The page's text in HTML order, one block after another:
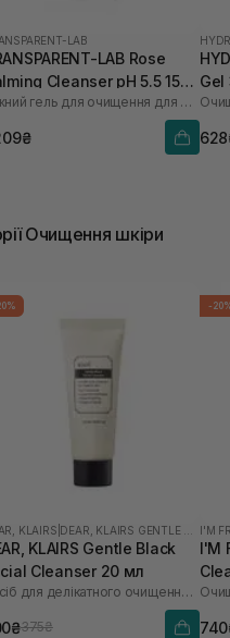
LAB
LAB Rose
Cleanser pH 5.5 150
Ніжний гель для очищення для обличчя
Gel
Очищення шкіри
KLAIRS
KLAIRS Gentle Black
Cleanser 20 мл
Засіб для делікатного очищення обличчя
375₴
-
I'M
I'M